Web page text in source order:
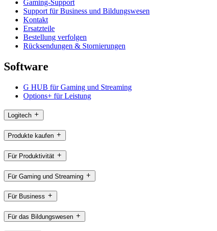
Gaming-Support
Support für Business und Bildungswesen
Kontakt
Ersatzteile
Bestellung verfolgen
Rücksendungen & Stornierungen
Software
G HUB für Gaming und Streaming
Options+ für Leistung
Logitech
Produkte kaufen
Für Produktivität
Für Gaming und Streaming
Für Business
Für das Bildungswesen